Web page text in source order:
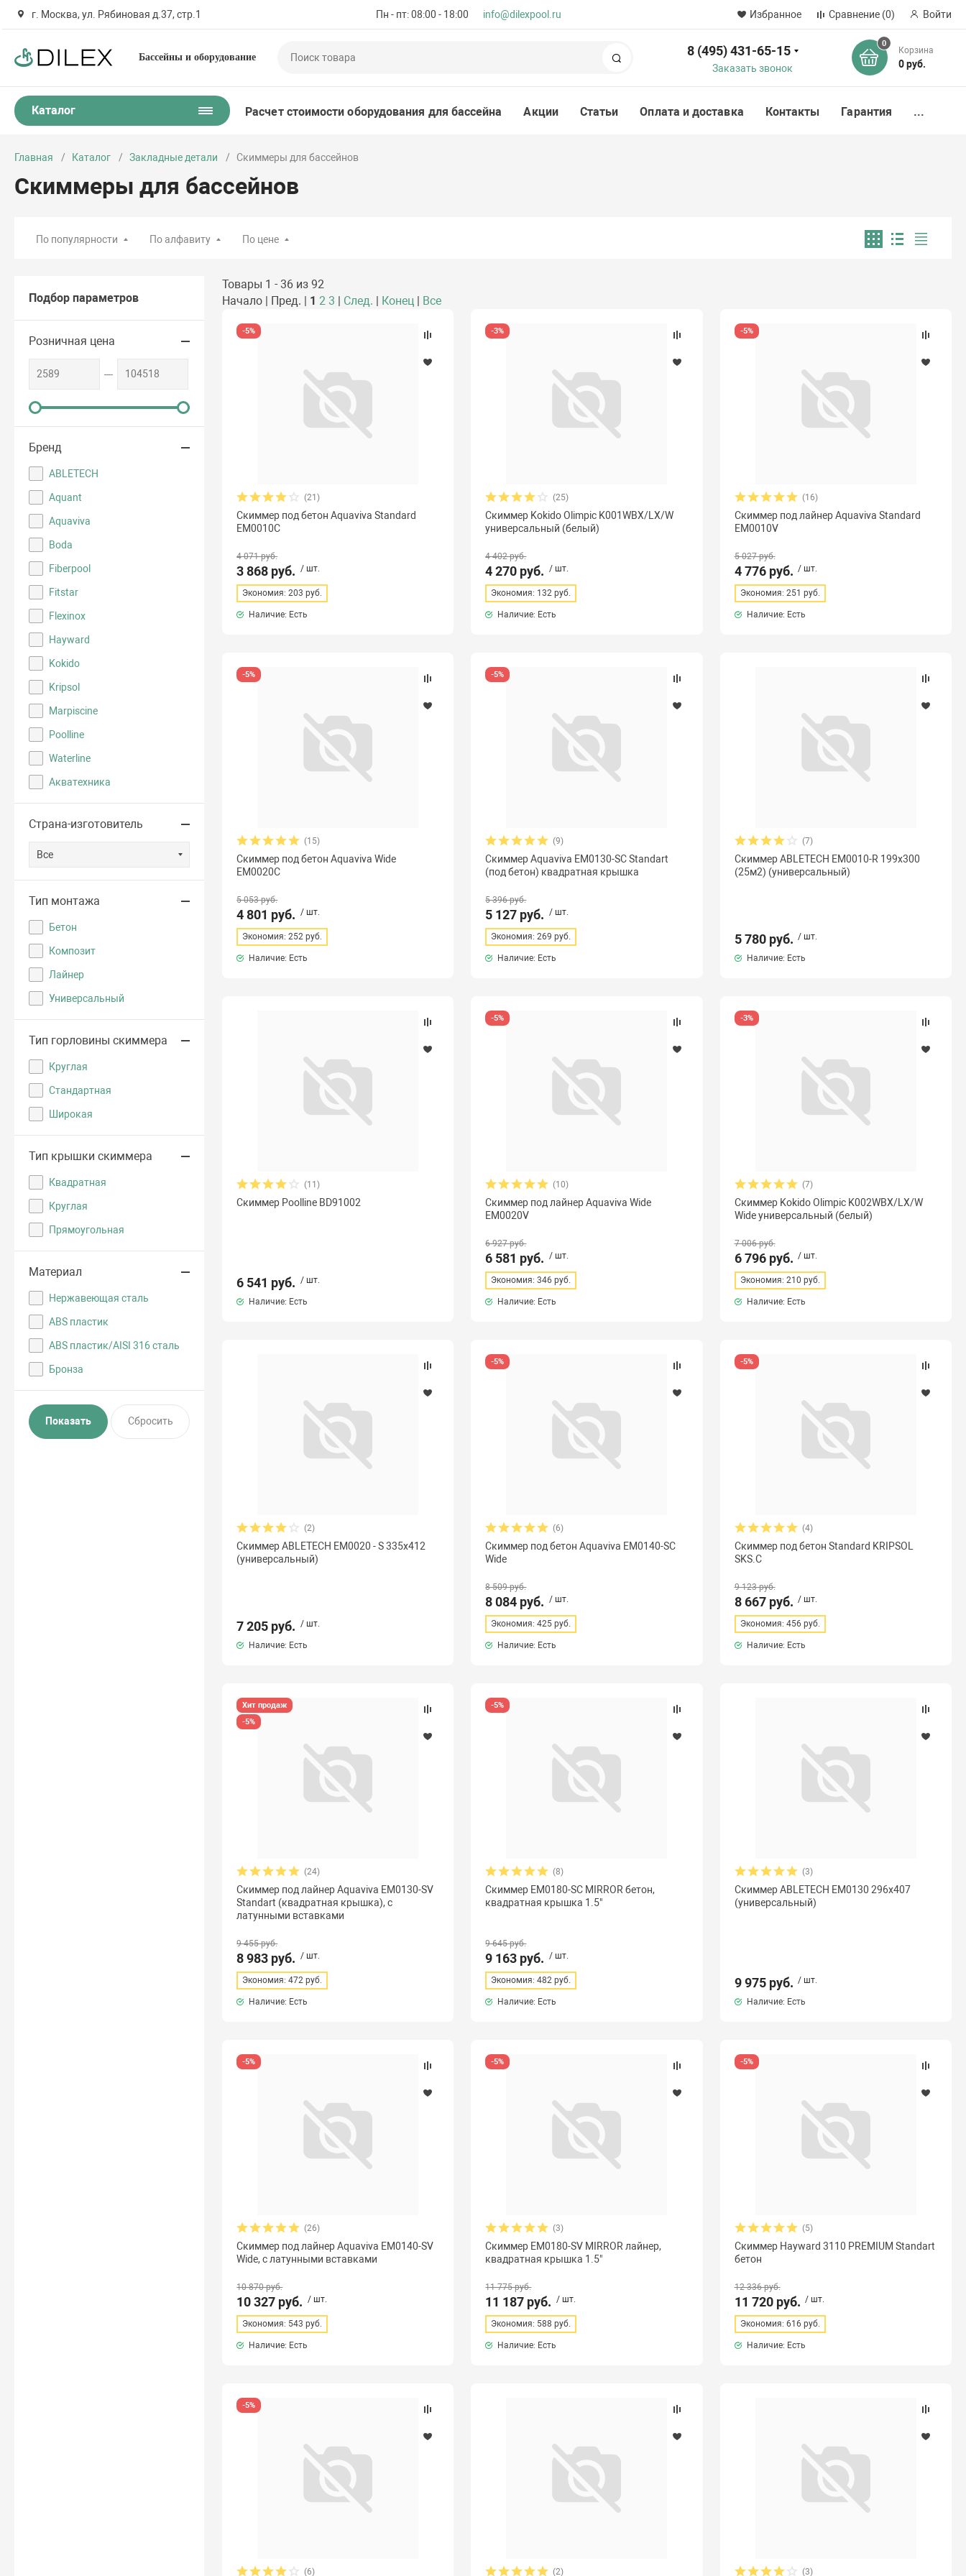
г. Москва, ул. Рябиновая д.37, стр.1 Пн - пт: 08:00 - 18:00 info@dilexpool.ru Избранное Сравнение (0) Войти
Бассейны и оборудование 8 (495) 431-65-15
Заказать звонок
0
Корзина
0 руб.
Каталог Расчет стоимости оборудования для бассейна Акции Статьи Оплата и доставка Контакты Гарантия ...
Главная Каталог Закладные детали Скиммеры для бассейнов
Скиммеры для бассейнов
По популярности По алфавиту По цене
Подбор параметров
Розничная цена
Бренд
ABLETECH
Aquant
Aquaviva
Boda
Fiberpool
Fitstar
Flexinox
Hayward
Kokido
Kripsol
Marpiscine
Poolline
Waterline
Акватехника
Страна-изготовитель
Все
Тип монтажа
Бетон
Композит
Лайнер
Универсальный
Тип горловины скиммера
Круглая
Стандартная
Широкая
Тип крышки скиммера
Квадратная
Круглая
Прямоугольная
Материал
Нержавеющая сталь
ABS пластик
ABS пластик/AISI 316 сталь
Бронза
Товары 1 - 36 из 92
Начало | Пред. | 1 2 3 | След. | Конец | Все
-5%
(21)
Скиммер под бетон Aquaviva Standard
EM0010C
4 071 руб.
3 868 руб. / шт.
Экономия: 203 руб.
Наличие: Есть
-3%
(25)
Скиммер Kokido Olimpic K001WBX/LX/W
универсальный (белый)
4 402 руб.
4 270 руб. / шт.
Экономия: 132 руб.
Наличие: Есть
-5%
(16)
Скиммер под лайнер Aquaviva Standard
EM0010V
5 027 руб.
4 776 руб. / шт.
Экономия: 251 руб.
Наличие: Есть
-5%
(15)
Скиммер под бетон Aquaviva Wide
EM0020C
5 053 руб.
4 801 руб. / шт.
Экономия: 252 руб.
Наличие: Есть
-5%
(9)
Скиммер Aquaviva EM0130-SC Standart
(под бетон) квадратная крышка
5 396 руб.
5 127 руб. / шт.
Экономия: 269 руб.
Наличие: Есть
(7)
Скиммер ABLETECH EM0010-R 199x300
(25м2) (универсальный)
5 780 руб. / шт.
Наличие: Есть
(11)
Скиммер Poolline BD91002
6 541 руб. / шт.
Наличие: Есть
-5%
(10)
Скиммер под лайнер Aquaviva Wide
EM0020V
6 927 руб.
6 581 руб. / шт.
Экономия: 346 руб.
Наличие: Есть
-3%
(7)
Скиммер Kokido Olimpic K002WBX/LX/W
Wide универсальный (белый)
7 006 руб.
6 796 руб. / шт.
Экономия: 210 руб.
Наличие: Есть
(2)
Скиммер ABLETECH EM0020 - S 335x412
(универсальный)
7 205 руб. / шт.
Наличие: Есть
-5%
(6)
Скиммер под бетон Aquaviva EM0140-SС
Wide
8 509 руб.
8 084 руб. / шт.
Экономия: 425 руб.
Наличие: Есть
-5%
(4)
Скиммер под бетон Standard KRIPSOL
SKS.C
9 123 руб.
8 667 руб. / шт.
Экономия: 456 руб.
Наличие: Есть
Хит продаж
-5%
(24)
Скиммер под лайнер Aquaviva EM0130-SV
Standart (квадратная крышка), с
латунными вставками
9 455 руб.
8 983 руб. / шт.
Экономия: 472 руб.
Наличие: Есть
-5%
(8)
Скиммер EM0180-SC MIRROR бетон,
квадратная крышка 1.5"
9 645 руб.
9 163 руб. / шт.
Экономия: 482 руб.
Наличие: Есть
(3)
Скиммер ABLETECH EM0130 296x407
(универсальный)
9 975 руб. / шт.
Наличие: Есть
-5%
(26)
Скиммер под лайнер Aquaviva EM0140-SV
Wide, с латунными вставками
10 870 руб.
10 327 руб. / шт.
Экономия: 543 руб.
Наличие: Есть
-5%
(3)
Скиммер EM0180-SV MIRROR лайнер,
квадратная крышка 1.5"
11 775 руб.
11 187 руб. / шт.
Экономия: 588 руб.
Наличие: Есть
-5%
(5)
Скиммер Hayward 3110 PREMIUM Standart
бетон
12 336 руб.
11 720 руб. / шт.
Экономия: 616 руб.
Наличие: Есть
-5%
(6) (2) (3)